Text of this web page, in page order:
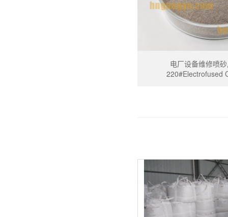
电厂设备维修喷
220#Electrofused